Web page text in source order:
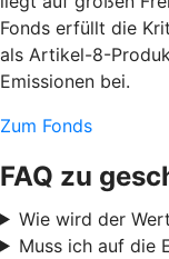
Fonds erfüllt die
als Artikel-8-
Emissionen bei.
Zum Fonds
FAQ zu
Wie wird der
Muss ich auf die